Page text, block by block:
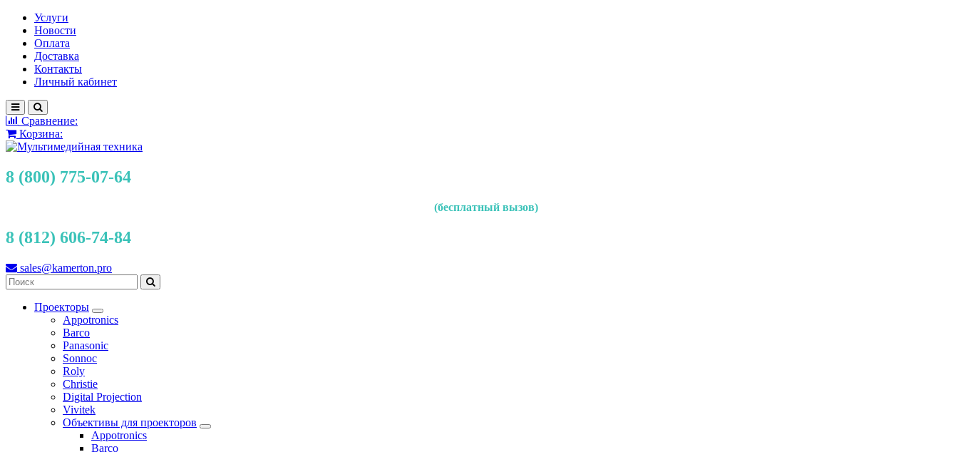
Услуги
Новости
Оплата
Доставка
Контакты
Личный кабинет
Сравнение:
Корзина:
8 (800) 775-07-64
(бесплатный вызов)
8 (812) 606-74-84
sales@kamerton.pro
Проекторы
Appotronics
Barco
Panasonic
Sonnoc
Roly
Christie
Digital Projection
Vivitek
Объективы для проекторов
Appotronics
Barco